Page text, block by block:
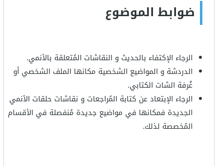
ضوابط الموضوع
الرجاء الإكتفاء بالحديث و النقاشات المُتعلقة بالأنمي.
الدردشة و المواضيع الشخصية مكانها الملف الشخصي أو
غُرفة الشات الكتابي.
الرجاء الإبتعاد عن كتابة المُراجعات و نقاشات حلقات الأنمي
الجديدة فمكانها في مواضيع جديدة مُنفصلة في الأقسام
المُخصصة لذلك.